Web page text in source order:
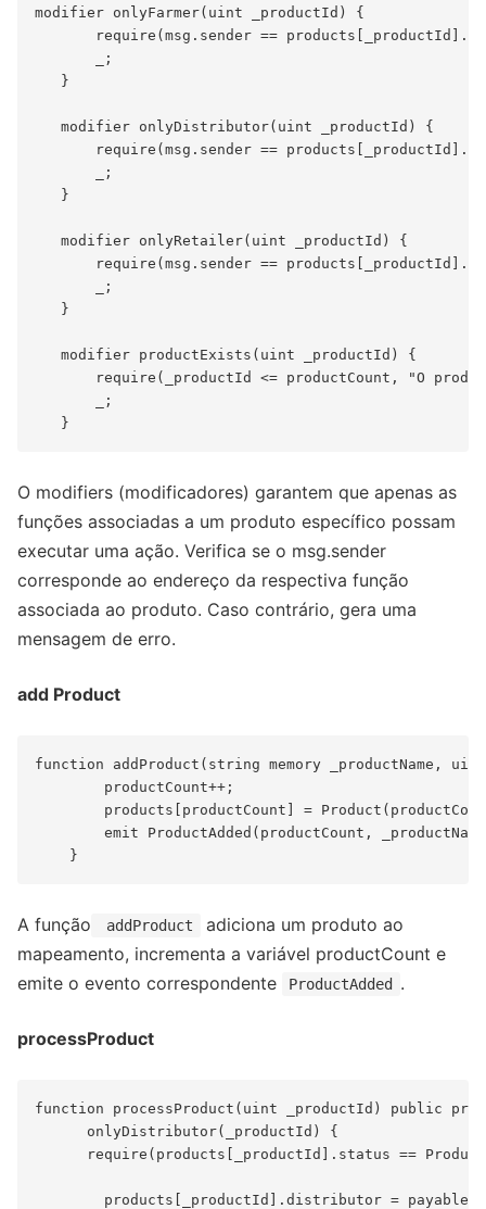
modifier onlyFarmer(uint _productId) {
require(msg.sender ==
       _;
   }
   modifier onlyDistributor(uint _productId) {
require(msg.sender ==
       _;
   }
   modifier onlyRetailer(uint _productId) {
require(msg.sender ==
       _;
   }
   modifier productExists(uint _productId) {
require(_productId <= productCount, "O
       _;
O modifiers (modificadores) garantem que apenas as
funções associadas a um produto específico possam
executar uma ação. Verifica se o msg.sender
corresponde ao endereço da respectiva função
associada ao produto. Caso contrário, gera uma
mensagem de erro.
add Product
function addProduct(string memory
        productCount++;
products[productCount] =
emit ProductAdded(productCount,
A função addProduct
adiciona um produto ao
mapeamento, incrementa a variável productCount e
emite o evento correspondente
ProductAdded .
processProduct
function processProduct(uint _productId)
      onlyDistributor(_productId) {
require(products[_productId].status ==
products[_productId].distributor =